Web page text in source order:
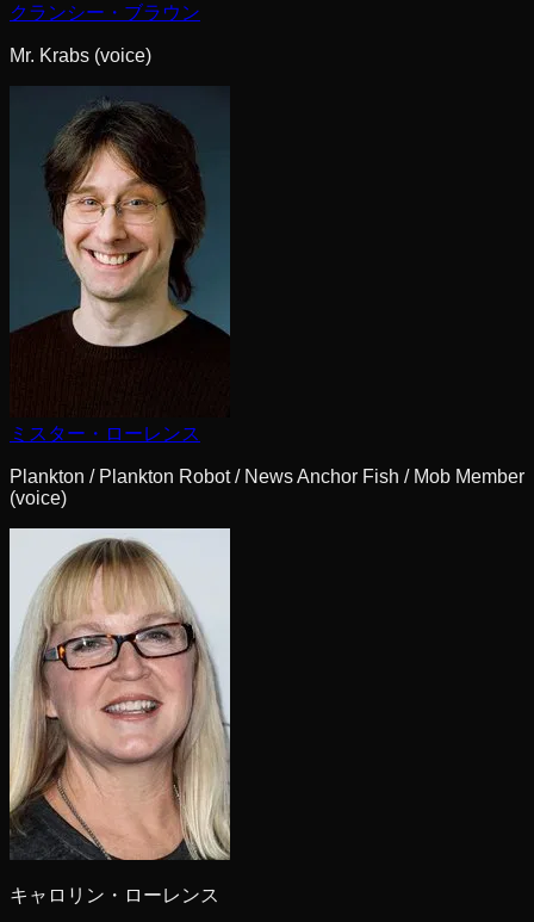
クランシー・ブラウン
Mr. Krabs (voice)
ミスター・ローレンス
Plankton / Plankton Robot / News Anchor Fish / Mob Member
(voice)
キャロリン・ローレンス